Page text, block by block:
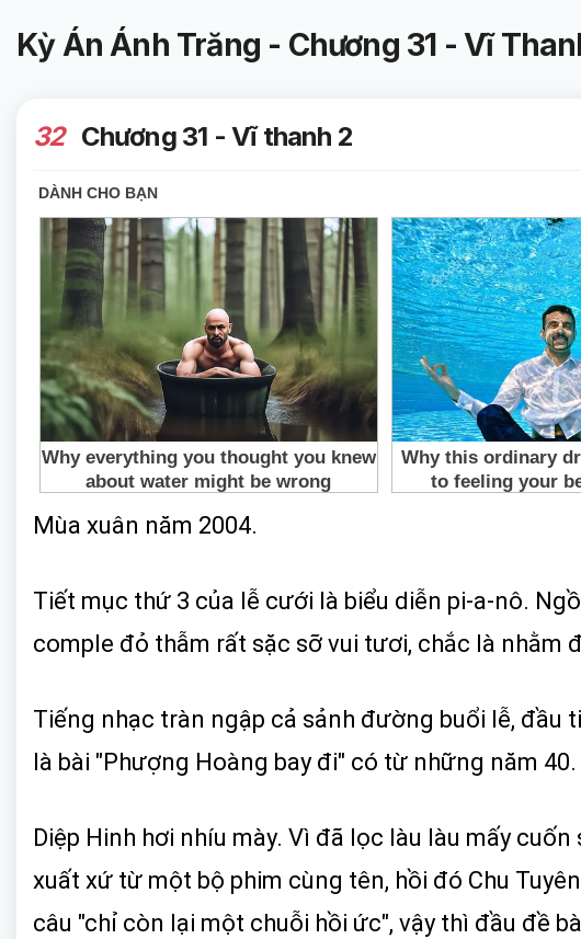
Kỳ Án Ánh Trăng - Chương 31 - Vĩ
32 Chương 31 - Vĩ thanh 2
Mùa xuân năm 2004.
Tiết mục thứ 3 của lễ cưới là biểu diễn pi-a-nô.
comple đỏ thẫm rất sặc sỡ vui tươi, chắc là nhằm
Tiếng nhạc tràn ngập cả sảnh đường buổi lễ, đầu
là bài "Phượng Hoàng bay đi" có từ những năm 40.
Diệp Hinh hơi nhíu mày. Vì đã lọc làu làu mấy
xuất xứ từ một bộ phim cùng tên, hồi đó Chu
câu "chỉ còn lại một chuỗi hồi ức", vậy thì đầu đề